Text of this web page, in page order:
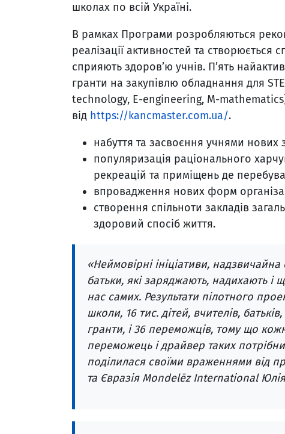
школах по всій Україні.
В рамках Програми розробляються
реалізації активностей та створюється
сприяють здоров’ю учнів. П’ять
гранти на закупівлю обладнання для
technology, E-engineering, M-
від https://kancmaster.com.ua/.
набуття та засвоєння учнями
популяризація раціонального
рекреацій та приміщень де
впровадження нових форм
створення спільноти закладів
здоровий спосіб життя.
«Неймовірні ініціативи, надзвичайна
батьки, які заряджають, надихають
нас самих. Результати пілотного
школи, 16 тис. дітей, вчителів,
гранти, і 36 переможців, тому що
переможець і драйвер таких
поділилася своїми враженнями від
та Євразія Mondelēz International